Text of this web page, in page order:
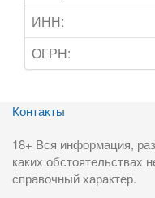
ИНН:
ОГРН:
Контакты
18+ Вся информация,
каких обстоятельствах
справочный характер.